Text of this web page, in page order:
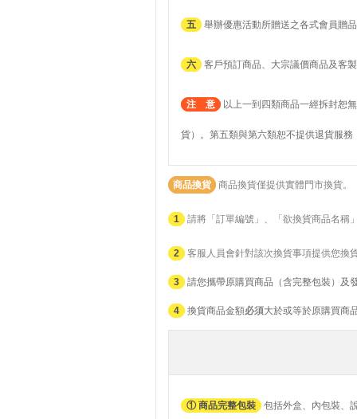
五 舉辦優惠活動所贈送之各式會員贈品
六 客戶預訂商品、大宗議價商品及客
注 意 以上一到四類商品一經拆封恕
貨）。第五類與第六類恕不提供退貨服
商品換貨 商品換貨僅提供實體門市換貨。
1 請將「訂單編號」、「欲換貨商品名稱
2 客服人員會針對該次換貨事項提供您換
3 請您攜帶原購買商品（含完整包裝）及
4 換貨商品金額必須大於或等於原購買商
① 商品完整包裝 包括外盒、內包裝、